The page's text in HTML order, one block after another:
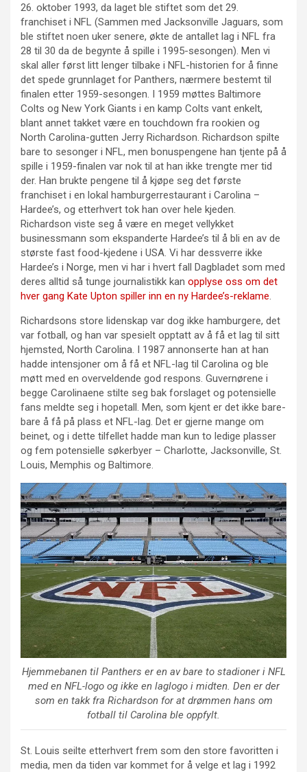
26. oktober 1993, da laget ble stiftet som det 29.
franchiset i NFL (Sammen med Jacksonville Jaguars, som
ble stiftet noen uker senere, økte de antallet lag i NFL fra
28 til 30 da de begynte å spille i 1995-sesongen). Men vi
skal aller først litt lenger tilbake i NFL-historien for å finne
det spede grunnlaget for Panthers, nærmere bestemt til
finalen etter 1959-sesongen. I 1959 møttes Baltimore
Colts og New York Giants i en kamp Colts vant enkelt,
blant annet takket være en touchdown fra rookien og
North Carolina-gutten Jerry Richardson. Richardson spilte
bare to sesonger i NFL, men bonuspengene han tjente på å
spille i 1959-finalen var nok til at han ikke trengte mer tid
der. Han brukte pengene til å kjøpe seg det første
franchiset i en lokal hamburgerrestaurant i Carolina –
Hardee’s, og etterhvert tok han over hele kjeden.
Richardson viste seg å være en meget vellykket
businessmann som ekspanderte Hardee’s til å bli en av de
største fast food-kjedene i USA. Vi har dessverre ikke
Hardee’s i Norge, men vi har i hvert fall Dagbladet som med
deres alltid så tunge journalistikk kan opplyse oss om det
hver gang Kate Upton spiller inn en ny Hardee’s-reklame
Richardsons store lidenskap var dog ikke hamburgere, det
var fotball, og han var spesielt opptatt av å få et lag til sitt
hjemsted, North Carolina. I 1987 annonserte han at han
hadde intensjoner om å få et NFL-lag til Carolina og ble
møtt med en overveldende god respons. Guvernørene i
begge Carolinaene stilte seg bak forslaget og potensielle
fans meldte seg i hopetall. Men, som kjent er det ikke bare-
bare å få på plass et NFL-lag. Det er gjerne mange om
beinet, og i dette tilfellet hadde man kun to ledige plasser
og fem potensielle søkerbyer – Charlotte, Jacksonville, St.
Louis, Memphis og Baltimore.
Hjemmebanen til Panthers er en av bare to stadioner i NFL
med en NFL-logo og ikke en laglogo i midten. Den er der
som en takk fra Richardson for at drømmen hans om
fotball til Carolina ble oppfylt.
St. Louis seilte etterhvert frem som den store favoritten i
media, men da tiden var kommet for å velge et lag i 1992